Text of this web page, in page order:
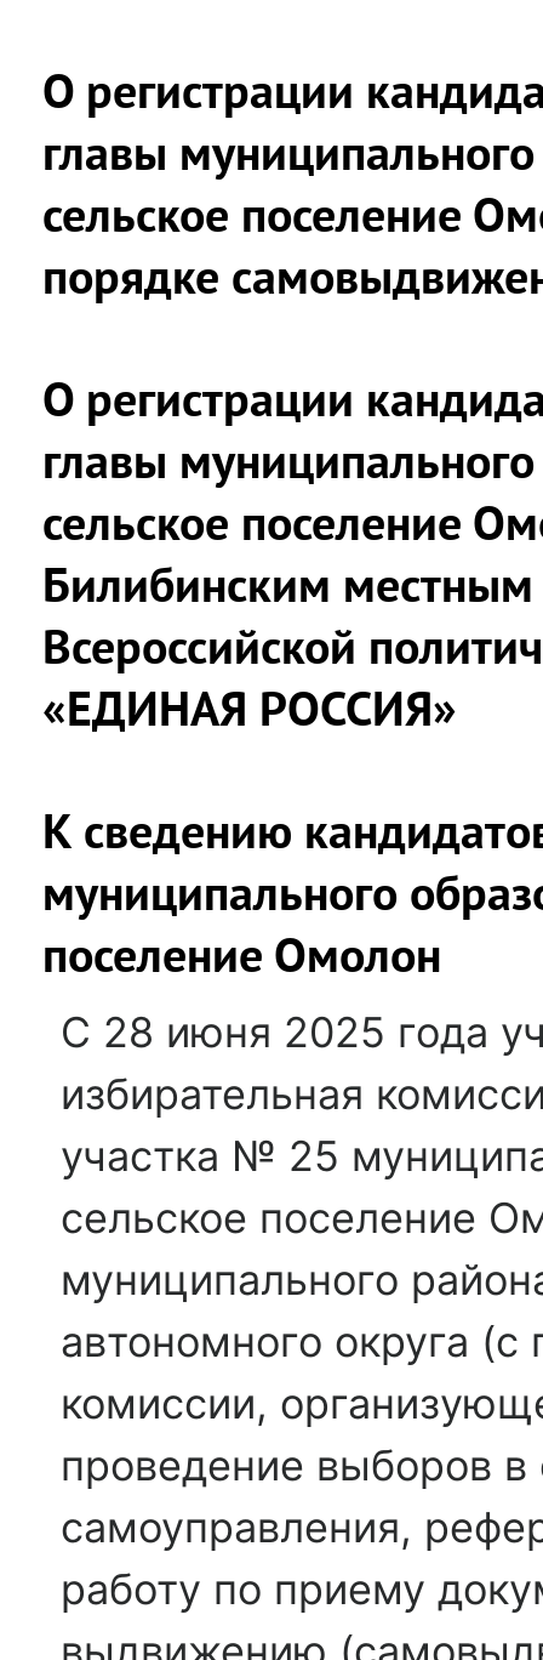
О регистрации
главы
сельское поселение
порядке
О регистрации
главы
сельское поселение
Билибинским
Всероссийской
«ЕДИНАЯ РОССИЯ»
К сведению
муниципального
поселение Омолон
С 28 июня 2025 года
избирательная
участка № 25
сельское поселение
муниципального
автономного округа
комиссии,
проведение выборов в
самоуправления,
работу по приему